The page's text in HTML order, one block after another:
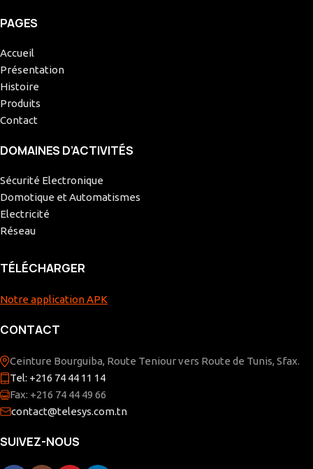
PAGES
Accueil
Présentation
Histoire
Produits
Contact
DOMAINES D’ACTIVITÉS
Sécurité Electronique
Domotique et Automatismes
Electricité
Réseau
TÉLÉCHARGER
Notre application APK
CONTACT
Ceinture Bourguiba, Route Teniour vers Route de Tunis, Sfax.
Tel: +216 74 44 11 14
Fax: +216 74 44 49 66
contact@telesys.com.tn
SUIVEZ-NOUS